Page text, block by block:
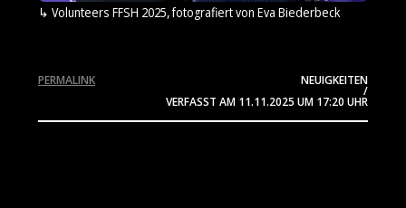
Volunteers FFSH 2025, fotografiert von Eva Biederbeck
NEUIGKEITEN
/
VERFASST AM 11.11.2025 UM 17:20 UHR
PERMALINK